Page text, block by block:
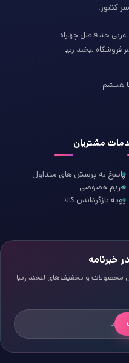
کشور.
غربی حد فاصل چهاراه
فروشگاه لبخند زیبا
هستیم
مشتریان
پاسخ به پرسش های متداول
حریم خصوصی
رویه بازگرداندن کالا
خبرنامه
محصولات و تخفیف‌های لبخند زیبا